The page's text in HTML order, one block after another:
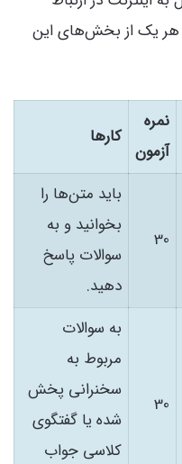
هر یک از بخش‌های این
نمره
آزمون
کارها
30
باید متن‌ها را
بخوانید و به
سوالات پاسخ
دهید.
30
به سوالات
مربوط به
سخنرانی پخش
شده یا گفتگوی
کلاسی جواب